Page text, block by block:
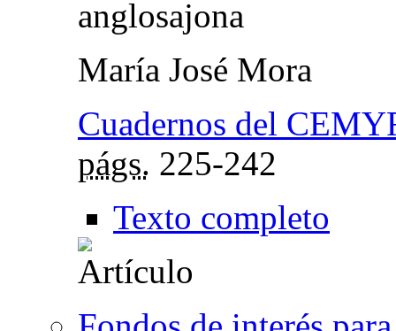
anglosajona
María José Mora
Cuadernos del
págs. 225-242
Texto completo